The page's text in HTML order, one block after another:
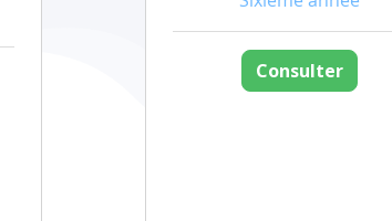
Consulter